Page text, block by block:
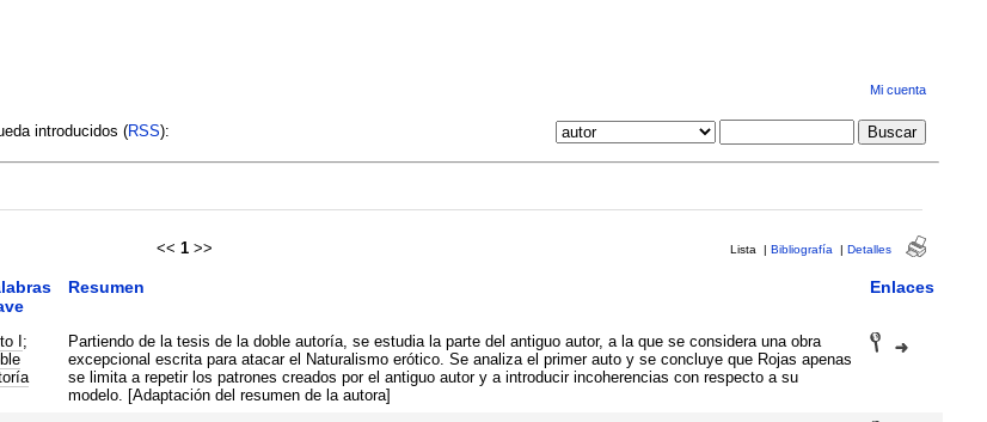
Mi cuenta
introducidos (RSS):
<< 1 >> Lista | Bibliografía | Detalles
Resumen Enlaces
I ;
Partiendo de la tesis de la doble autoría, se estudia la parte del antiguo autor, a la que se considera una obra
excepcional escrita para atacar el Naturalismo erótico. Se analiza el primer auto y se concluye que Rojas apenas
se limita a repetir los patrones creados por el antiguo autor y a introducir incoherencias con respecto a su
modelo. [Adaptación del resumen de la autora]